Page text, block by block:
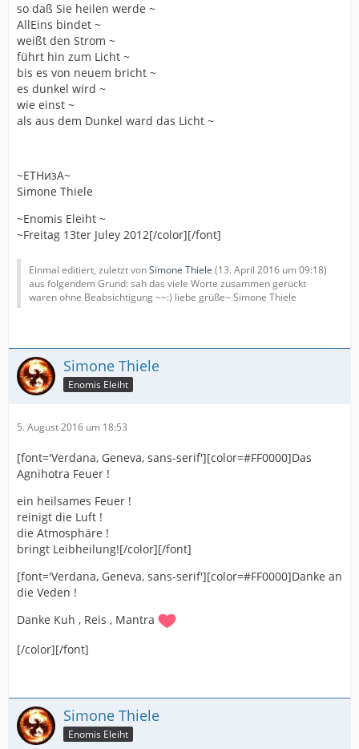
so daß Sie heilen werde ~
AllEins bindet ~
weißt den Strom ~
führt hin zum Licht ~
bis es von neuem bricht ~
es dunkel wird ~
wie einst ~
als aus dem Dunkel ward das Licht ~
~ETHизA~
Simone Thiele
~Enomis Eleiht ~
~Freitag 13ter Juley 2012[/color][/font]
Einmal editiert, zuletzt vonSimone Thiele (13. April 2016 um 09:18)
aus folgendem Grund: sah das viele Worte zusammen gerückt
waren ohne Beabsichtigung ~~:) liebe grüße~ Simone Thiele
Simone Thiele
Enomis Eleiht
5. August 2016 um 18:53
[font='Verdana, Geneva, sans-serif'][color=#FF0000]Das
Agnihotra Feuer !
ein heilsames Feuer !
reinigt die Luft !
die Atmosphäre !
bringt Leibheilung![/color][/font]
[font='Verdana, Geneva, sans-serif'][color=#FF0000]Danke an
die Veden !
Danke Kuh , Reis , Mantra
[/color][/font]
Simone Thiele
Enomis Eleiht